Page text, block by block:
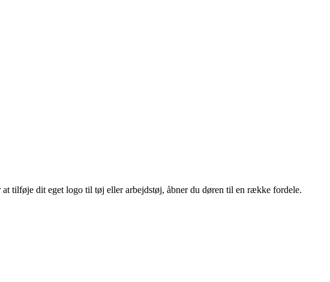
tilføje dit eget logo til tøj eller arbejdstøj, åbner du døren til en række fordele.